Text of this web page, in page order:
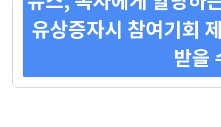
유상증자시 참여기회
받을